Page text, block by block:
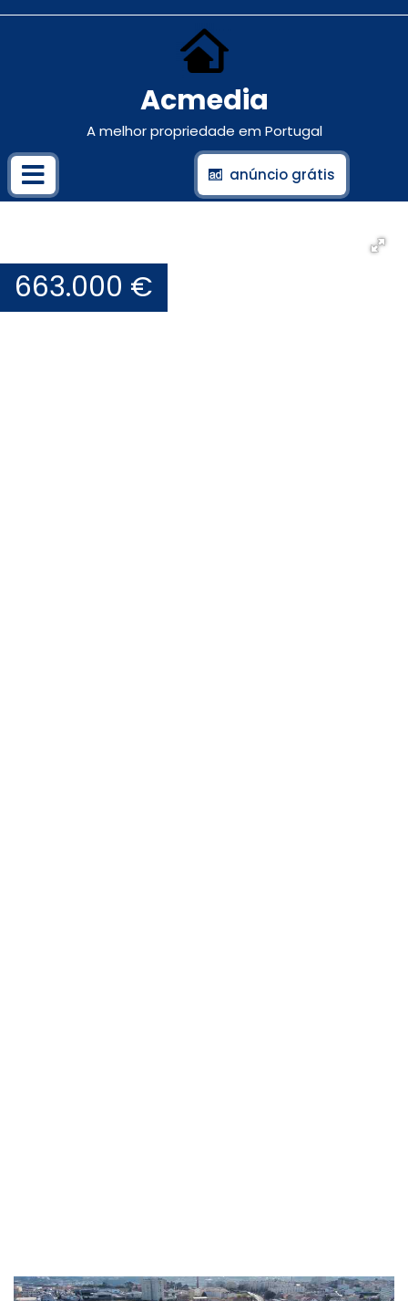
Acmedia
A melhor propriedade em Portugal
anúncio grátis
663.000 €